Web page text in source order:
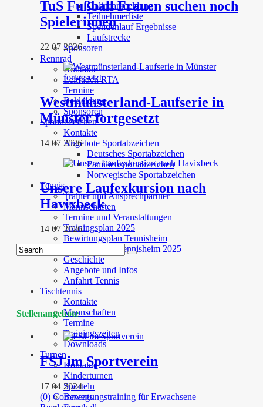
Onlineanmeldung
Teilnehmerliste
Spendenlauf Ergebnisse
Laufstrecke
Sponsoren
Rennrad
Kontakte
Leitfaden RTA
Termine
Bekleidung
Sponsoren
Sportabzeichen
Kontakte
Angebote Sportabzeichen
Deutsches Sportabzeichen
Familiensportabzeichen
Norwegische Sportabzeichen
Tennis
Trainer und Ansprechpartner
Mannschaften
Termine und Veranstaltungen
Trainingsplan 2025
Bewirtungsplan Tennisheim
Schliessdienst Tennisheim 2025
Geschichte
Angebote und Infos
Anfahrt Tennis
Tischtennis
Kontakte
Mannschaften
Termine
Trainingszeiten
Downloads
Turnen
Kontakte
Kinderturnen
Sporteln
Bewegungstraining für Erwachsene
TuS Fußball Frauen suchen noch
Spielerinnen
22 07 2026
Westmünsterland-Laufserie in
Münster fortgesetzt
14 07 2026
Unsere Laufexkursion nach
Havixbeck
14 07 2026
Stellenangebote
FSJ im Sportverein
17 04 2024
(0) Comments